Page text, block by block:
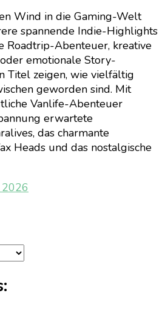
Wind in die Gaming-Welt
spannende Indie-Highlights
Roadtrip-Abenteuer, kreative
emotionale Story-
Titel zeigen, wie vielfältig
geworden sind. Mit
Vanlife-Abenteuer
erwartete
das charmante
Heads und das nostalgische
2026